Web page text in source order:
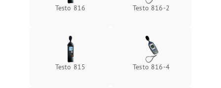
Testo 816 Testo 816-2
Testo 815 Testo 816-4